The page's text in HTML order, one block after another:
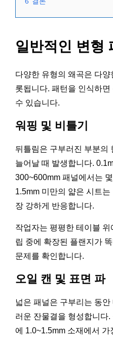
일반적인 변형
다양한 유형의 왜곡은 다양
롯됩니다. 패턴을 인식하
수 있습니다.
워핑 및 비틀기
뒤틀림은 구부러진 부분의
늘어날 때 발생합니다.
300~600mm 패널에서는
1.5mm 미만의 얇은 시트
장 강하게 반응합니다.
작업자는 평평한 테이블
립 중에 확장된 플랜지가
문제를 확인합니다.
오일 캔 및 표면 파
넓은 패널은 구부리는 동
러운 잔물결을 형성합니다
에 1.0~1.5mm 소재에서